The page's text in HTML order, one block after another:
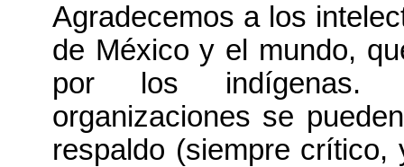
Agradecemos a los
de México y el mundo,
por los indígenas.
organizaciones se
respaldo (siempre